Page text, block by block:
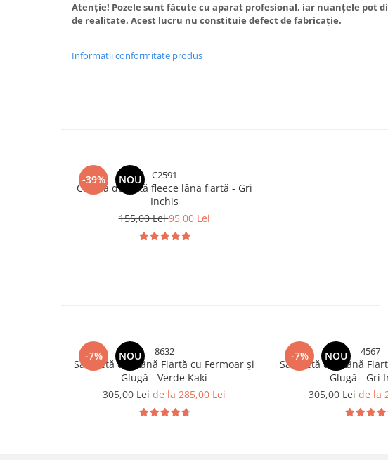
Atenție! Pozele sunt făcute cu aparat profesional, iar nuanțele pot
de realitate. Acest lucru nu constituie defect de fabricație.
Informatii conformitate produs
-39% NOU C2591
Cagulă dublată fleece lână fiartă - Gri
Inchis
155,00 Lei95,00 Lei
-7% NOU 8632
Salopetă din Lână Fiartă cu Fermoar și
Glugă - Verde Kaki
305,00 Leide la 285,00 Lei
-7% NOU 4567
Salopetă din Lână
Glugă - Gri
305,00 Leide la